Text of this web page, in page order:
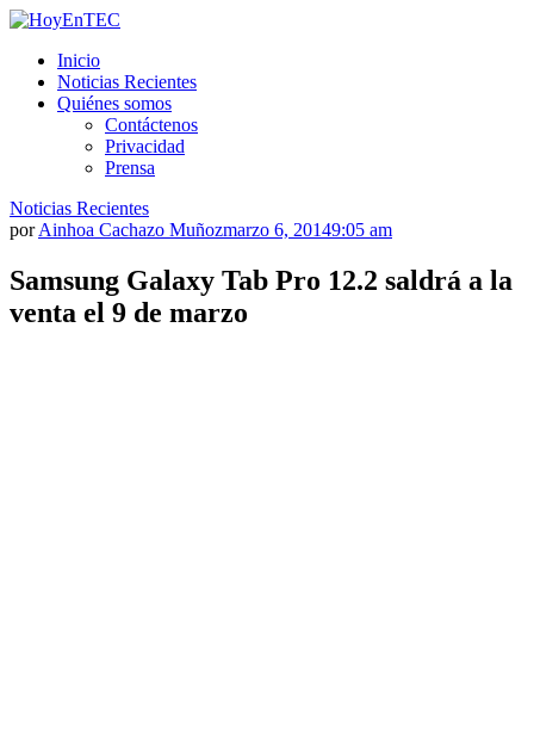
Saltar
contenido.
Inicio
Noticias Recientes
Quiénes somos
Contáctenos
Privacidad
Prensa
Noticias Recientes
porAinhoa Cachazo Muñozmarzo 6, 20149:05 am
Samsung Galaxy Tab Pro 12.2 saldrá a la
venta el 9 de marzo